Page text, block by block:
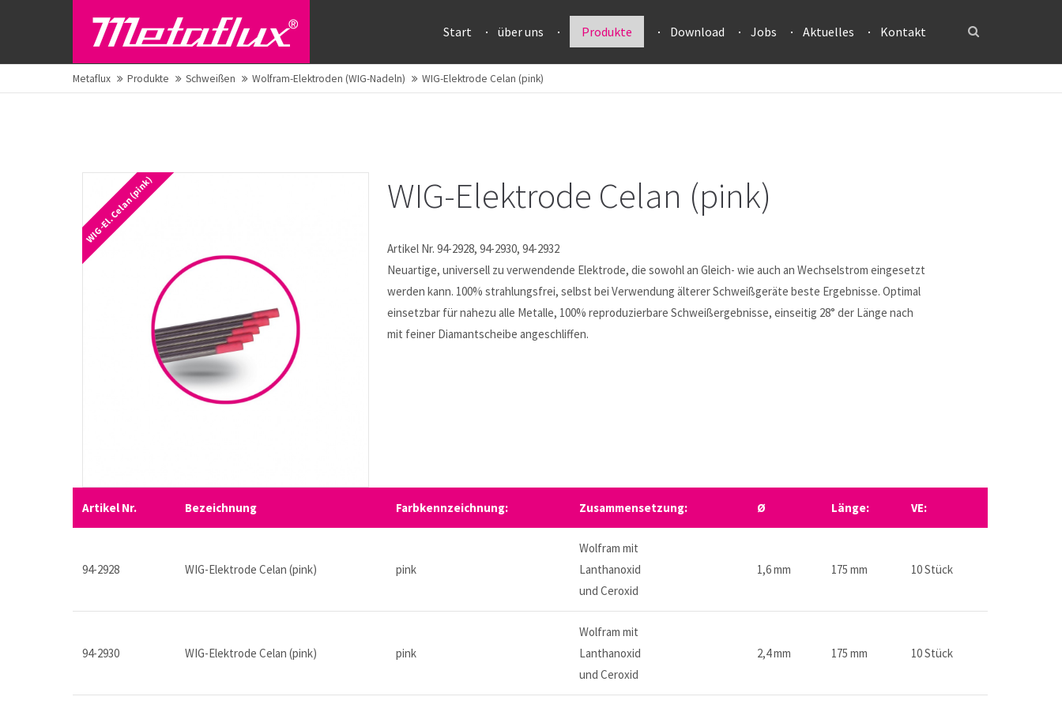
Start über uns Produkte Download Jobs Aktuelles Kontakt
Metaflux Produkte Schweißen Wolfram-Elektroden (WIG-Nadeln) WIG-Elektrode Celan (pink)
WIG-El. Celan (pink) WIG-Elektrode Celan (pink)
Artikel Nr. 94-2928, 94-2930, 94-2932
Neuartige, universell zu verwendende Elektrode, die sowohl an Gleich- wie auch an Wechselstrom eingesetzt
werden kann. 100% strahlungsfrei, selbst bei Verwendung älterer Schweißgeräte beste Ergebnisse. Optimal
einsetzbar für nahezu alle Metalle, 100% reproduzierbare Schweißergebnisse, einseitig 28° der Länge nach
mit feiner Diamantscheibe angeschliffen.
Artikel Nr. Bezeichnung Farbkennzeichnung: Zusammensetzung: Ø Länge: VE:
94-2928 WIG-Elektrode Celan (pink) pink
Wolfram mit
Lanthanoxid
und Ceroxid
1,6 mm 175 mm 10 Stück
94-2930 WIG-Elektrode Celan (pink) pink
Wolfram mit
Lanthanoxid
und Ceroxid
2,4 mm 175 mm 10 Stück